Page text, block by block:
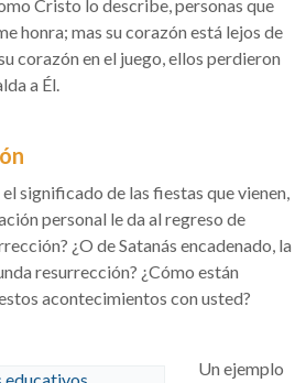
Cristo lo describe, personas que
honra; mas su corazón está lejos de
corazón en el juego, ellos perdieron
a Él.
significado de las fiestas que vienen,
personal le da al regreso de
¿O de Satanás encadenado, la
resurrección? ¿Cómo están
acontecimientos con usted?
Un ejemplo